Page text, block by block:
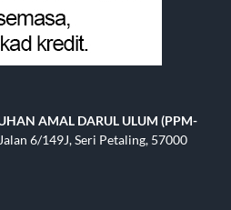
AMAL DARUL ULUM (PPM-
6/149J, Seri Petaling, 57000